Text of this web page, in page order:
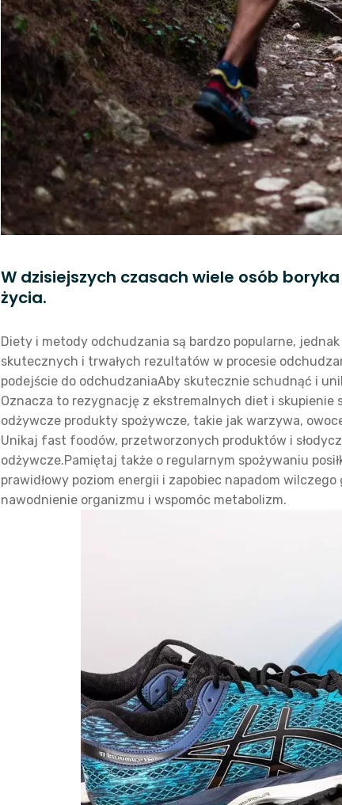
W dzisiejszych czasach wiele osób
życia.
Diety i metody odchudzania są bardzo popularne,
skutecznych i trwałych rezultatów w procesie
podejście do odchudzaniaAby skutecznie schudnąć i
Oznacza to rezygnację z ekstremalnych diet i skupienie
odżywcze produkty spożywcze, takie jak warzywa,
Unikaj fast foodów, przetworzonych produktów i
odżywcze.Pamiętaj także o regularnym spożywaniu
prawidłowy poziom energii i zapobiec napadom
nawodnienie organizmu i wspomóc metabolizm.